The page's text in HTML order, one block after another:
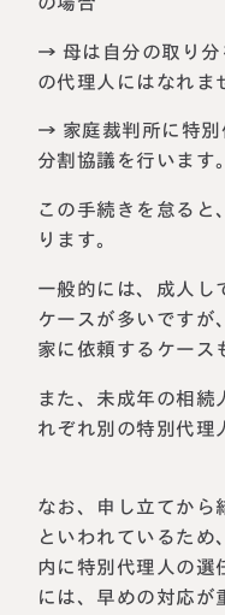
→ 母は自分の取り分
の代理人にはなれま
→ 家庭裁判所に特別
分割協議を行います
この手続きを怠ると
ります。
一般的には、成人し
ケースが多いですが
家に依頼するケース
また、未成年の相続
れぞれ別の特別代理
なお、申し立てから
といわれているため
内に特別代理人の選
には、早めの対応が